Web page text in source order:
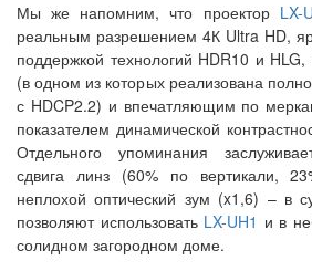
Мы же напомним, что проектор LX-
реальным разрешением 4К Ultra HD,
поддержкой технологий HDR10 и
(в одном из которых реализована
с HDCP2.2) и впечатляющим по
показателем динамической
Отдельного упоминания
сдвига линз (60% по вертикали,
неплохой оптический зум (x1,6) – в
позволяют использовать LX-UH1 и в
солидном загородном доме.